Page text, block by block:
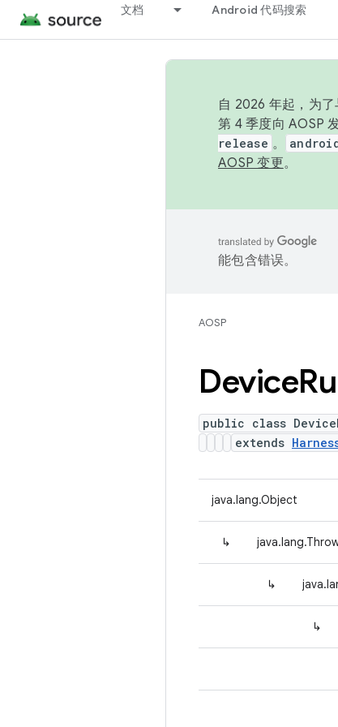
文档 Android 代码搜索
自 2026 年起，为
第 4 季度向 AOSP
release 。
AOSP 变更。
能包含错误。
AOSP
Device
public class
extends
java.lang.Object
↳
↳
↳